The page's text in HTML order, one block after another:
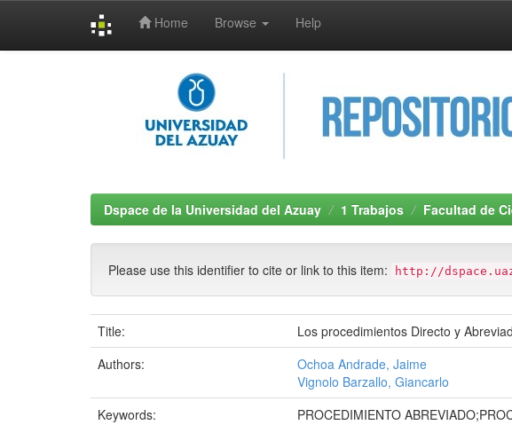
Home Browse Help
Dspace de la Universidad del Azuay 1 Trabajos Facultad de
Please use this identifier to cite or link to this item: http://
Title:
Los procedimientos Directo y
Authors:
Ochoa Andrade, Jaime
Vignolo Barzallo, Giancarlo
Keywords:
PROCEDIMIENTO